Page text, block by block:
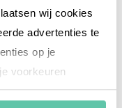
wij cookies
advertenties te
op je
voorkeuren
‘Accepteren en